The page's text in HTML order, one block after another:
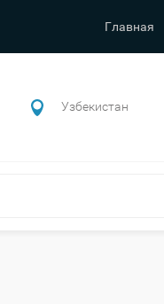
Главная
Узбекистан